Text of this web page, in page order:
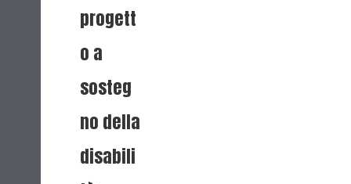
progett
o a
sosteg
no della
disabili